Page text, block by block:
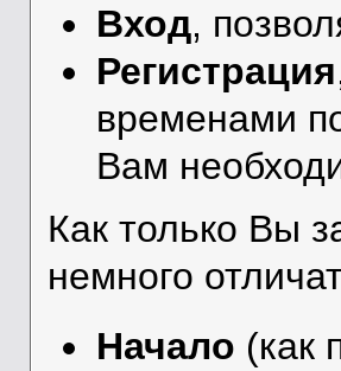
Вход,
Регистрация
временами
Вам
Как только Вы
немного
Начало (как